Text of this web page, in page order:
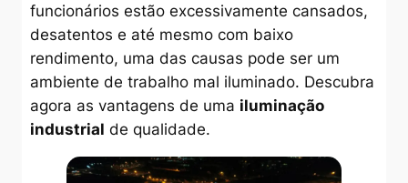
funcionários estão excessivamente cansados,
desatentos e até mesmo com baixo
rendimento, uma das causas pode ser um
ambiente de trabalho mal iluminado. Descubra
agora as vantagens de uma iluminação
industrial de qualidade.